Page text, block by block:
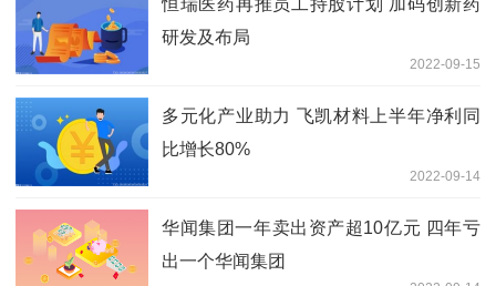
恒瑞医药再推员工持股计划 加码创新药
研发及布局
2022-09-15
多元化产业助力 飞凯材料上半年净利同
比增长80%
2022-09-14
华闻集团一年卖出资产超10亿元 四年亏
出一个华闻集团